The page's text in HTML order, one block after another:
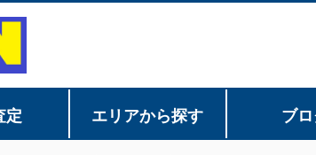
定 エリアから探す ブ